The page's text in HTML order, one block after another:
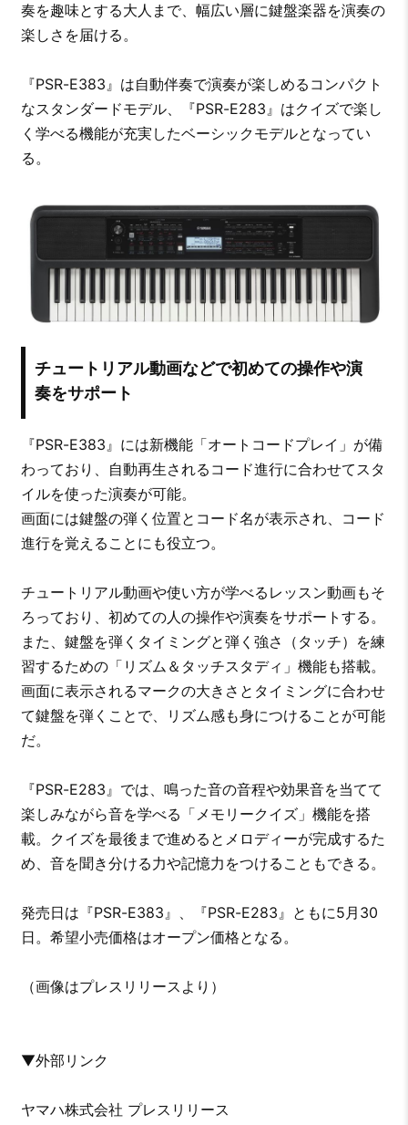
奏を趣味とする大人まで、幅広い層に鍵盤楽器を演奏の
楽しさを届ける。
『PSR-E383』は自動伴奏で演奏が楽しめるコンパクト
なスタンダードモデル、『PSR-E283』はクイズで楽し
く学べる機能が充実したベーシックモデルとなってい
る。
チュートリアル動画などで初めての操作や演
奏をサポート
『PSR-E383』には新機能「オートコードプレイ」が備
わっており、自動再生されるコード進行に合わせてスタ
イルを使った演奏が可能。
画面には鍵盤の弾く位置とコード名が表示され、コード
進行を覚えることにも役立つ。
チュートリアル動画や使い方が学べるレッスン動画もそ
ろっており、初めての人の操作や演奏をサポートする。
また、鍵盤を弾くタイミングと弾く強さ（タッチ）を練
習するための「リズム＆タッチスタディ」機能も搭載。
画面に表示されるマークの大きさとタイミングに合わせ
て鍵盤を弾くことで、リズム感も身につけることが可能
だ。
『PSR-E283』では、鳴った音の音程や効果音を当てて
楽しみながら音を学べる「メモリークイズ」機能を搭
載。クイズを最後まで進めるとメロディーが完成するた
め、音を聞き分ける力や記憶力をつけることもできる。
発売日は『PSR-E383』、『PSR-E283』ともに5月30
日。希望小売価格はオープン価格となる。
（画像はプレスリリースより）
▼外部リンク
ヤマハ株式会社 プレスリリース